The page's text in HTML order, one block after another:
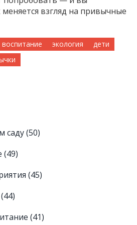
взгляд на привычные
экология
дети
саду(50)
(49)
(45)
(44)
(41)